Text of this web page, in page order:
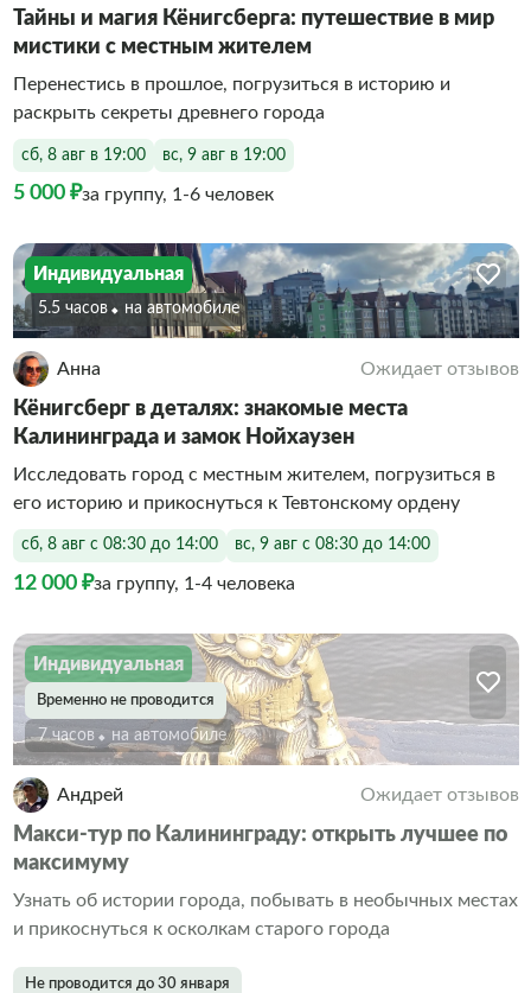
Тайны и магия Кёнигсберга: путешествие в мир
мистики с местным жителем
Перенестись в прошлое, погрузиться в историю и
раскрыть секреты древнего города
сб, 8 авг в 19:00 вс, 9 авг в 19:00
5 000 ₽за группу, 1-6 человек
Индивидуальная
5.5 часов На автомобиле
Анна Ожидает отзывов
Кёнигсберг в деталях: знакомые места
Калининграда и замок Нойхаузен
Исследовать город с местным жителем, погрузиться в
его историю и прикоснуться к Тевтонскому ордену
сб, 8 авг с 08:30 до 14:00 вс, 9 авг с 08:30 до 14:00
12 000 ₽за группу, 1-4 человека
Индивидуальная
Временно не проводится
7 часов На автомобиле
Андрей Ожидает отзывов
Макси-тур по Калининграду: открыть лучшее по
максимуму
Узнать об истории города, побывать в необычных местах
и прикоснуться к осколкам старого города
Не проводится до 30 января